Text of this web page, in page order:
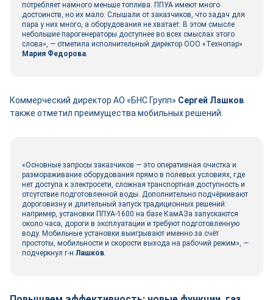
потребляет намного меньше топлива. ППУА имеют много
достоинств, но их мало. Слышали от заказчиков, что задач для
пара у них много, а оборудования не хватает. В этом смысле
небольшие парогенераторы доступнее во всех смыслах этого
слова», ― отметила исполнительный директор ООО «Технопар»
Мария Федорова.
Коммерческий директор АО «БНС Групп» Сергей Лашков
также отметил преимущества мобильных решений.
«Основные запросы заказчиков — это оперативная очистка и
размораживание оборудования прямо в полевых условиях, где
нет доступа к электросети, сложная транспортная доступность и
отсутствие подготовленной воды. Дополнительно подчёркивают
дороговизну и длительный запуск традиционных решений:
например, установки ППУА-1600 на базе КамАЗа запускаются
около часа, дороги в эксплуатации и требуют подготовленную
воду. Мобильные установки выигрывают именно за счёт
простоты, мобильности и скорости выхода на рабочий режим», ―
подчеркнул г-н Лашков.